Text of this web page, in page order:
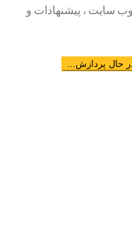
وب سایت ، پیشنهادات و